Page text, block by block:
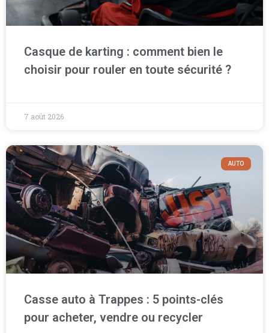
Casque de karting : comment bien le
choisir pour rouler en toute sécurité ?
7 août 2026
AUTO
Casse auto à Trappes : 5 points-clés
pour acheter, vendre ou recycler